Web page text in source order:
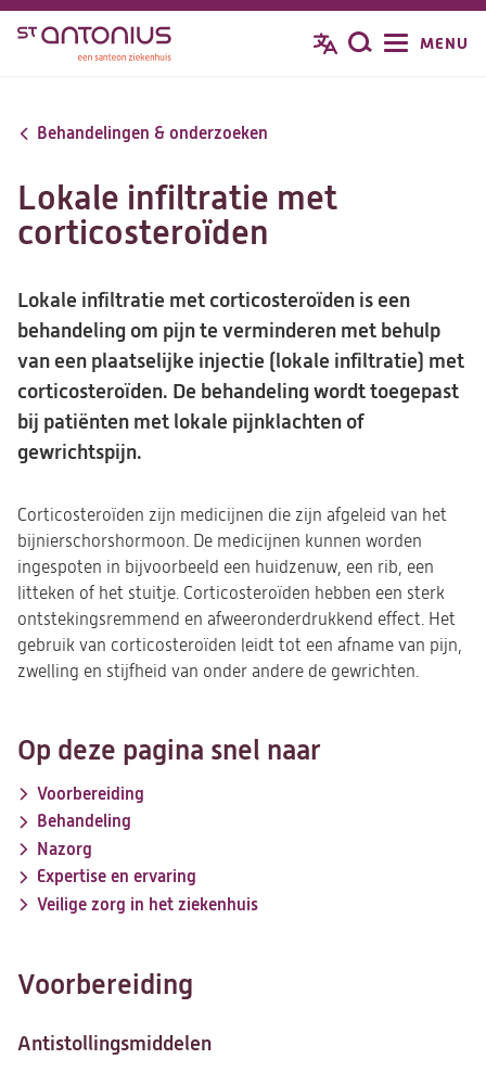
Overslaan
inhoud
Zoeken
MENU
Behandelingen & onderzoeken
Lokale infiltratie met
corticosteroïden
Lokale infiltratie met corticosteroïden is een
behandeling om pijn te verminderen met behulp
van een plaatselijke injectie (lokale infiltratie) met
corticosteroïden. De behandeling wordt toegepast
bij patiënten met lokale pijnklachten of
gewrichtspijn.
Corticosteroïden zijn medicijnen die zijn afgeleid van het
bijnierschorshormoon. De medicijnen kunnen worden
ingespoten in bijvoorbeeld een huidzenuw, een rib, een
litteken of het stuitje. Corticosteroïden hebben een sterk
ontstekingsremmend en afweeronderdrukkend effect. Het
gebruik van corticosteroïden leidt tot een afname van pijn,
zwelling en stijfheid van onder andere de gewrichten.
Op deze pagina snel naar
Voorbereiding
Behandeling
Nazorg
Expertise en ervaring
Veilige zorg in het ziekenhuis
Voorbereiding
Antistollingsmiddelen